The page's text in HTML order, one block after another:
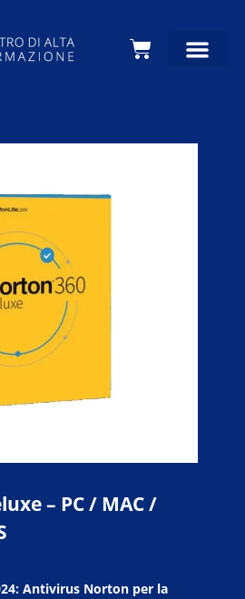
Carrello
– PC / MAC /
Antivirus Norton per la